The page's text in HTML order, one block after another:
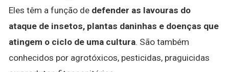
Eles têm a função de defender as lavouras do
ataque de insetos, plantas daninhas e doenças que
atingem o ciclo de uma cultura. São também
conhecidos por agrotóxicos, pesticidas, praguicidas